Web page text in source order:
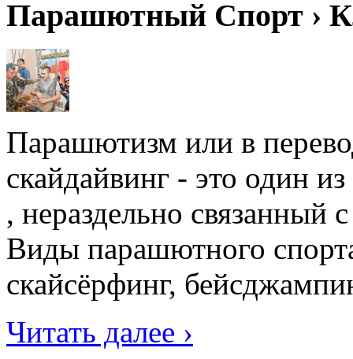
Парашютный Спорт ›
Парашютизм или в
скайдайвинг - это один
, нераздельно
Виды парашютного
скайсёрфинг,
Читать далее ›